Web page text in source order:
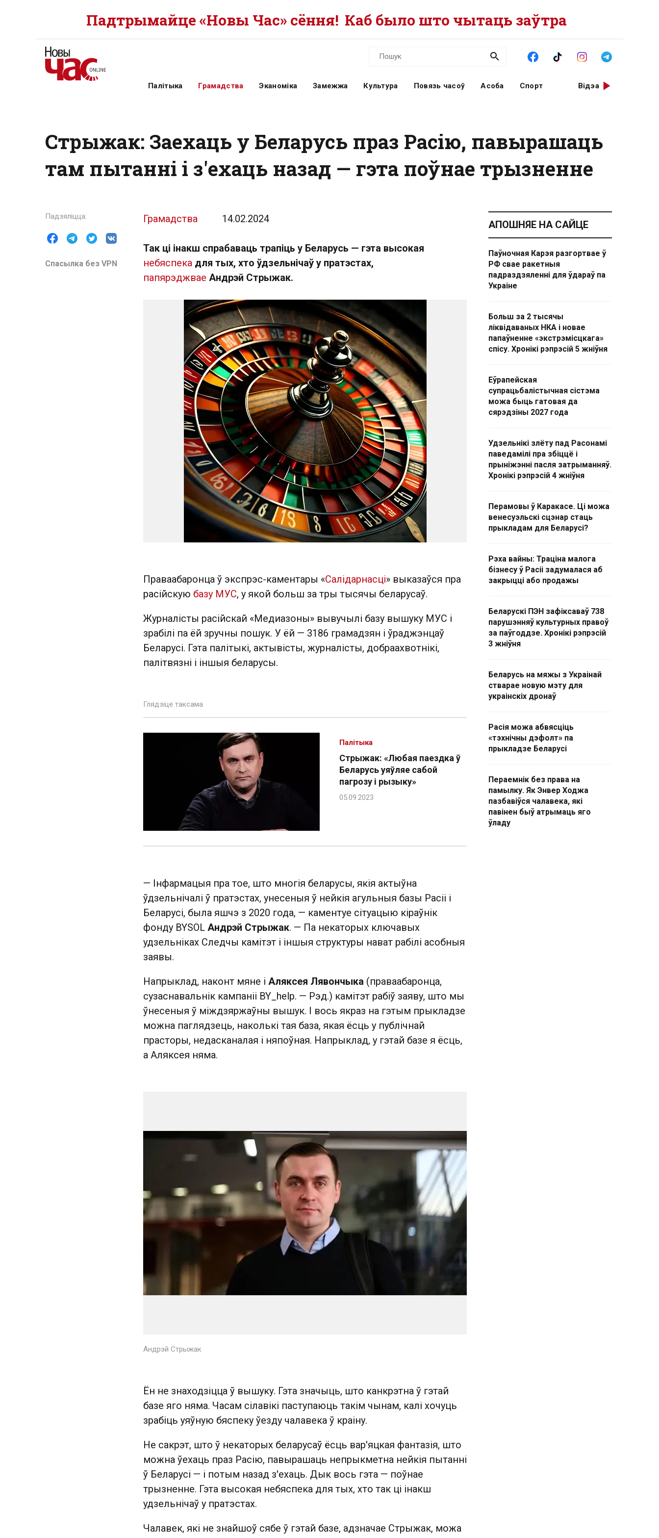
Падтрымайце «Новы Час» сёння! Каб было што чытаць заўтра
Палітыка Грамадства Эканоміка Замежжа Культура Повязь часоў Асоба Спорт Відэа
Стрыжак: Заехаць у Беларусь праз Расію, павырашаць
там пытанні і з'ехаць назад — гэта поўнае трызненне
Спасылка без VPN
Грамадства 14.02.2024
Так ці інакш спрабаваць трапіць у Беларусь — гэта высокая
небяспека для тых, хто ўдзельнічаў у пратэстах,
папярэджвае Андрэй Стрыжак.
Праваабаронца ў экспрэс-каментары «Салідарнасці» выказаўся пра
расійскую базу МУС, у якой больш за тры тысячы беларусаў.
Журналісты расійскай «Медиазоны» вывучылі базу вышуку МУС і
зрабілі па ёй зручны пошук. У ёй — 3186 грамадзян і ўраджэнцаў
Беларусі. Гэта палітыкі, актывісты, журналісты, добраахвотнікі,
палітвязні і іншыя беларусы.
Глядзіце таксама
Стрыжак: «Любая паездка ў
Беларусь уяўляе сабой
пагрозу і рызыку»
Палітыка
— Інфармацыя пра тое, што многія беларусы, якія актыўна
ўдзельнічалі ў пратэстах, унесеныя ў нейкія агульныя базы Расіі і
Беларусі, была яшчэ з 2020 года, — каментуе сітуацыю кіраўнік
фонду BYSOL Андрэй Стрыжак. — Па некаторых ключавых
удзельніках Следчы камітэт і іншыя структуры нават рабілі асобныя
заявы.
Напрыклад, наконт мяне і Аляксея Лявончыка (праваабаронца,
сузаснавальнік кампаніі BY_help. — Рэд.) камітэт рабіў заяву, што мы
ўнесеныя ў міждзяржаўны вышук. І вось якраз на гэтым прыкладзе
можна паглядзець, наколькі тая база, якая ёсць у публічнай
прасторы, недасканалая і няпоўная. Напрыклад, у гэтай базе я ёсць,
а Аляксея няма.
Андрэй Стрыжак
Ён не знаходзіцца ў вышуку. Гэта значыць, што канкрэтна ў гэтай
базе яго няма. Часам сілавікі паступаюць такім чынам, калі хочуць
зрабіць уяўную бяспеку ўезду чалавека ў краіну.
Не сакрэт, што ў некаторых беларусаў ёсць вар'яцкая фантазія, што
можна ўехаць праз Расію, павырашаць непрыкметна нейкія пытанні
ў Беларусі — і потым назад з'ехаць. Дык вось гэта — поўнае
трызненне. Гэта высокая небяспека для тых, хто так ці інакш
удзельнічаў у пратэстах.
Чалавек, які не знайшоў сябе ў гэтай базе, адзначае Стрыжак, можа
АПОШНЯЕ НА САЙЦЕ
Паўночная Карэя разгортвае ў
РФ свае ракетныя
падраздзяленні для ўдараў па
Украіне
Больш за 2 тысячы
ліквідаваных НКА і новае
папаўненне «экстрэмісцкага»
спісу. Хронікі рэпрэсій 5 жніўня
Еўрапейская
супрацьбалістычная сістэма
можа быць гатовая да
сярэдзіны 2027 года
Удзельнікі злёту пад Расонамі
паведамілі пра збіццё і
прыніжэнні пасля затрыманняў.
Хронікі рэпрэсій 4 жніўня
Перамовы ў Каракасе. Ці можа
венесуэльскі сцэнар стаць
прыкладам для Беларусі?
Рэха вайны: Траціна малога
бізнесу ў Расіі задумалася аб
закрыцці або продажы
Беларускі ПЭН зафіксаваў 738
парушэнняў культурных правоў
за паўгоддзе. Хронікі рэпрэсій
3 жніўня
Беларусь на мяжы з Украінай
стварае новую мэту для
украінскіх дронаў
Расія можа абвясціць
«тэхнічны дэфолт» па
прыкладзе Беларусі
Пераемнік без права на
памылку. Як Энвер Ходжа
пазбавіўся чалавека, які
павінен быў атрымаць яго
ўладу